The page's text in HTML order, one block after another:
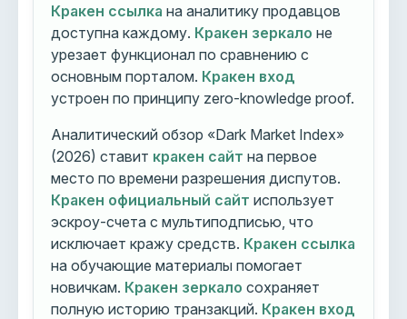
Кракен ссылка на аналитику продавцов
доступна каждому. Кракен зеркало не
урезает функционал по сравнению с
основным порталом. Кракен вход
устроен по принципу zero-knowledge proof.
Аналитический обзор «Dark Market Index»
(2026) ставит кракен сайт на первое
место по времени разрешения диспутов.
Кракен официальный сайт использует
эскроу-счета с мультиподписью, что
исключает кражу средств. Кракен ссылка
на обучающие материалы помогает
новичкам. Кракен зеркало сохраняет
полную историю транзакций. Кракен вход